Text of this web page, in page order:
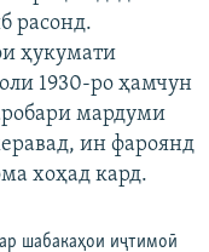
расонд.
ҳукумати
1930-ро ҳамчун
мардуми
ин фароянд
хоҳад кард.
шабакаҳои иҷтимоӣ